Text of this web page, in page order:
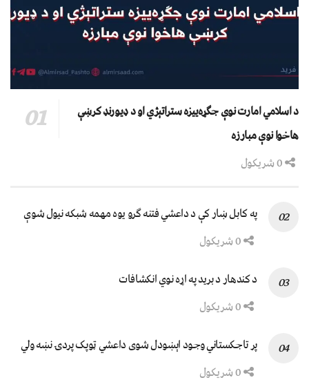
د اسلامي امارت نوې جګړه‌ییزه ستراتېژي او د ډیورنډ کرښې
هاخوا نوې مبارزه
په کابل ښار کې د داعشي فتنه ګرو يوه مهمه شبکه نيول شوې
د کندهار د برید په اړه نوي انکشافات
پر تاجکستاني وجود اېښودل شوی داعشي ټوپک پردۍ نښه ولي